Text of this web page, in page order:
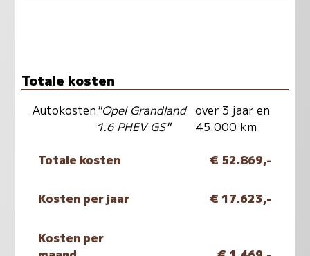
Totale kosten
Autokosten"Opel Grandland
1.6 PHEV GS"
over 3 jaar en
45.000 km
Totale kosten € 52.869,-
Kosten per jaar € 17.623,-
Kosten per